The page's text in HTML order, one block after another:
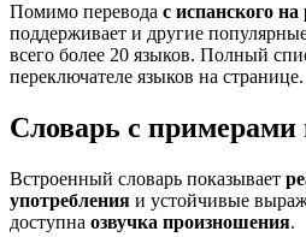
Помимо перевода с испанского на
поддерживает и другие
всего более 20 языков. Полный
переключателе языков на странице.
Словарь с примерами
Встроенный словарь показывает
употребления и устойчивые
доступна озвучка произношения.